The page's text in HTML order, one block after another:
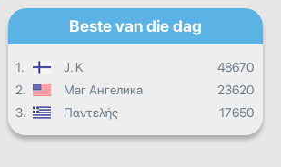
Beste van die dag
1. J. K
48670
2.
Маг Ангелика
23620
3.
Παντελής 17650